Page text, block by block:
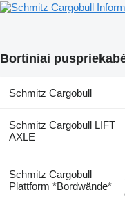
Bortiniai
Schmitz Cargobull
Schmitz Cargobull LIFT
AXLE
Schmitz Cargobull
Plattform *Bordwände*